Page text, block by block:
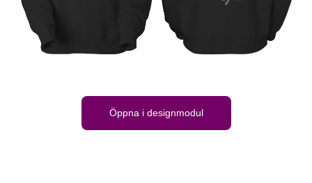
Öppna i designmodul